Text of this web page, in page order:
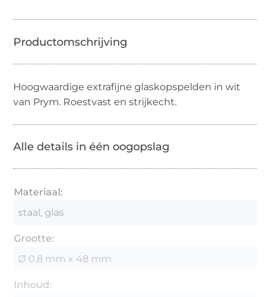
Hoogwaardige extrafijne glaskopspelden in wit
van Prym. Roestvast en strijkecht.
Alle details in één oogopslag
Materiaal:
staal, glas
Grootte:
Ø 0,8 mm x 48 mm
Inhoud: